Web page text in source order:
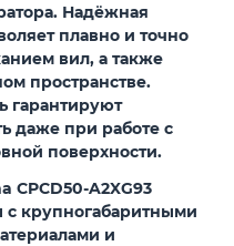
Надёжная
плавно и точно
вил, а также
пространстве.
гарантируют
даже при работе с
поверхности.
CPCD50-A2XG93
крупногабаритными
и